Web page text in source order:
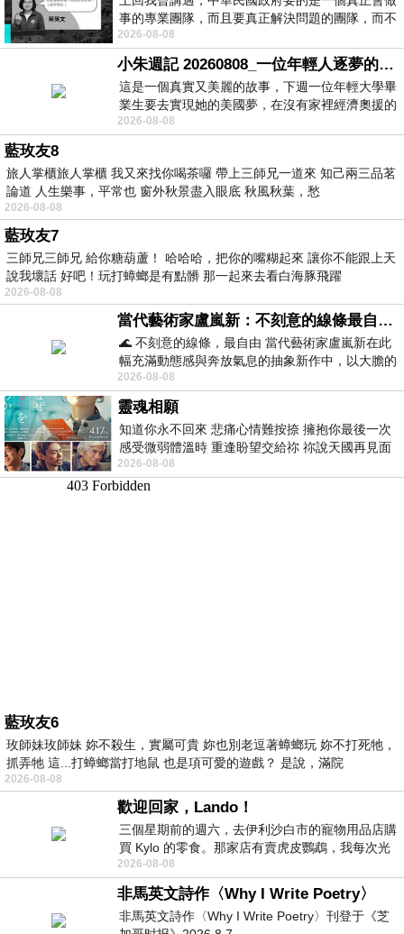
事的專業團隊，而且要真正解決問題的團隊，而不
是只會到處甩鍋的雙標團隊，最近民進黨
2026-08-08
小朱週記 20260808_一位年輕人逐夢的真實故事
這是一個真實又美麗的故事，下週一位年輕大學畢
業生要去實現她的美國夢，在沒有家裡經濟奧援的
情況下，靠著自我努力工作累積出國基
2026-08-08
藍玫友8
旅人掌櫃旅人掌櫃 我又來找你喝茶囉 帶上三師兄一道來 知己兩三品茗
論道 人生樂事，平常也 窗外秋景盡入眼底 秋風秋葉，愁
2026-08-08
藍玫友7
三師兄三師兄 給你糖葫蘆！ 哈哈哈，把你的嘴糊起來 讓你不能跟上天
說我壞話 好吧！玩打蟑螂是有點髒 那一起來去看白海豚飛躍
2026-08-08
當代藝術家盧嵐新：不刻意的線條最自由，讓色彩流動、筆觸自己說話
🌊 不刻意的線條，最自由 當代藝術家盧嵐新在此
幅充滿動態感與奔放氣息的抽象新作中，以大膽的
藍色顏料在白色畫布上揮灑、壓印與流淌
2026-08-08
靈魂相願
知道你永不回來 悲痛心情難按捺 擁抱你最後一次
感受微弱體溫時 重逢盼望交給祢 祢說天國再見面
此刻忍淚說別離 他日靈魂再
2026-08-08
藍玫友6
玫師妹玫師妹 妳不殺生，實屬可貴 妳也別老逗著蟑螂玩 妳不打死牠，
抓弄牠 這...打蟑螂當打地鼠 也是項可愛的遊戲？ 是說，滿院
2026-08-08
歡迎回家，Lando！
三個星期前的週六，去伊利沙白市的寵物用品店購
買 Kylo 的零食。那家店有賣虎皮鸚鵡，我每次光
顧都會去看一下。他們偶爾會引進 C
2026-08-08
非馬英文詩作〈Why I Write Poetry〉
非馬英文詩作〈Why I Write Poetry〉刊登于《芝